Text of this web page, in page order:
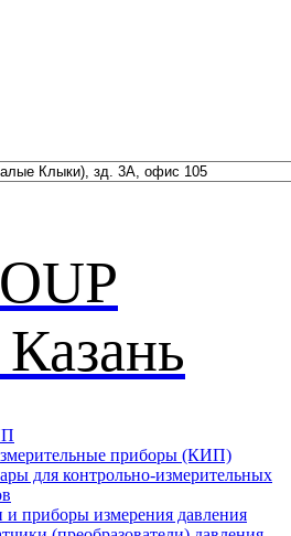
приборы (КИП)
для контрольно-измерительных
и приборы измерения давления